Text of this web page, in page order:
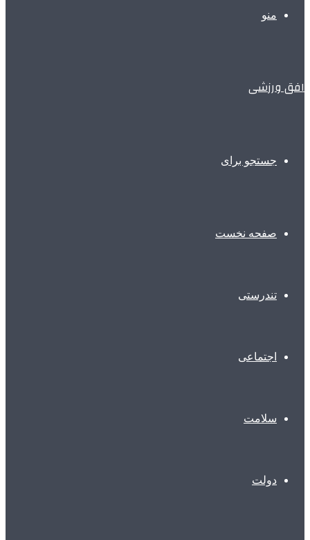
منو
افق ورزشی
جستجو برای
صفحه نخست
تندرستی
اجتماعی
سلامت
دولت